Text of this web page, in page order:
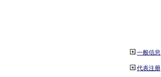
一般信息
代表注册